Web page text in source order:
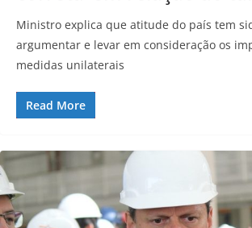
Ministro explica que atitude do país tem
argumentar e levar em consideração os
medidas unilaterais
Read More